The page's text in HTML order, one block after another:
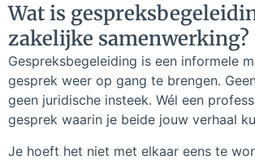
Wat is
zakelijke samenwerking?
Gespreksbegeleiding is een informele
gesprek weer op gang te brengen.
geen juridische insteek. Wél een
gesprek waarin je beide jouw verhaal
Je hoeft het niet met elkaar eens te